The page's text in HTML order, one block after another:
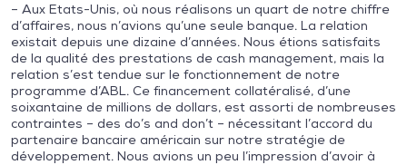
– Aux Etats-Unis, où nous réalisons un quart de notre chiffre
d’affaires, nous n’avions qu’une seule banque. La relation
existait depuis une dizaine d’années. Nous étions satisfaits
de la qualité des prestations de cash management, mais la
relation s’est tendue sur le fonctionnement de notre
programme d’ABL. Ce financement collatéralisé, d’une
soixantaine de millions de dollars, est assorti de nombreuses
contraintes – des do’s and don’t – nécessitant l’accord du
partenaire bancaire américain sur notre stratégie de
développement. Nous avions un peu l’impression d’avoir à